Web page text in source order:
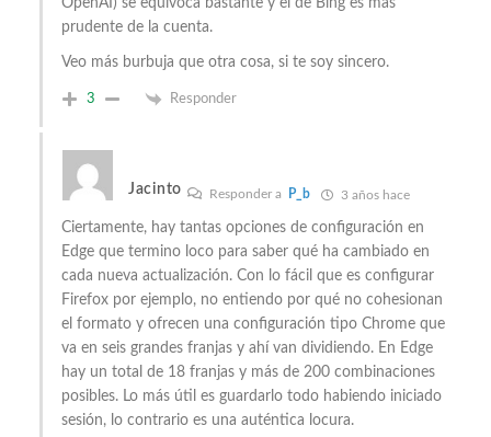
OpenAI) se equivoca bastante y el de Bing es más
prudente de la cuenta.
Veo más burbuja que otra cosa, si te soy sincero.
3 Responder
Jacinto Responder a P_b 3 años hace
Ciertamente, hay tantas opciones de configuración en
Edge que termino loco para saber qué ha cambiado en
cada nueva actualización. Con lo fácil que es configurar
Firefox por ejemplo, no entiendo por qué no cohesionan
el formato y ofrecen una configuración tipo Chrome que
va en seis grandes franjas y ahí van dividiendo. En Edge
hay un total de 18 franjas y más de 200 combinaciones
posibles. Lo más útil es guardarlo todo habiendo iniciado
sesión, lo contrario es una auténtica locura.